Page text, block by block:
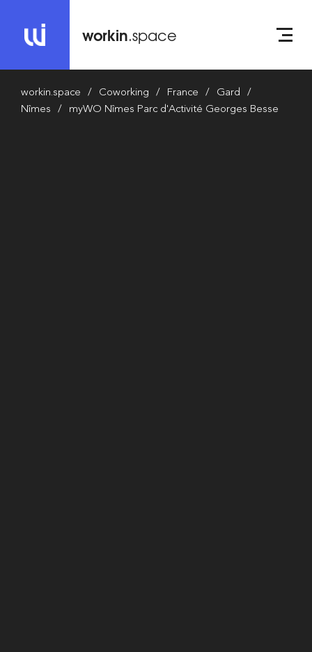
workin.space
workin.space Coworking France
Gard
Nîmes
myWO Nîmes Parc d'Activité Georges Besse